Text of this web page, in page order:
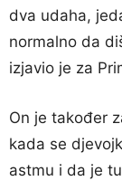
dva udaha,
normalno da
izjavio je za
On je također
kada se
astmu i da je